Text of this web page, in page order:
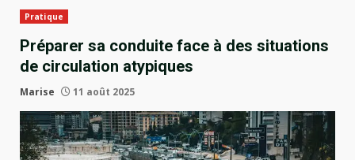
Pratique
Préparer sa conduite face à des situations
de circulation atypiques
Marise 11 août 2025